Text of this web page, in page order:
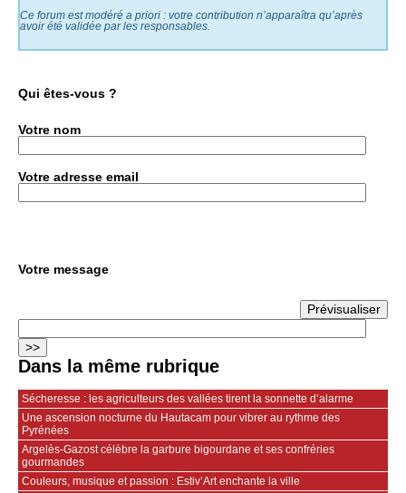
Ce forum est modéré a priori : votre contribution n’apparaîtra qu’après
avoir été validée par les responsables.
Qui êtes-vous ?
Votre nom
Votre adresse email
Votre message
Dans la même rubrique
Sécheresse : les agriculteurs des vallées tirent la sonnette d’alarme
Une ascension nocturne du Hautacam pour vibrer au rythme des
Pyrénées
Argelès-Gazost célèbre la garbure bigourdane et ses confréries
gourmandes
Couleurs, musique et passion : Estiv’Art enchante la ville